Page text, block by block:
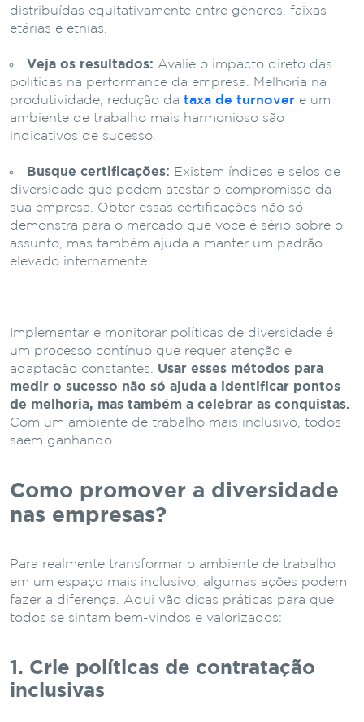
distribuídas equitativamente entre gêneros, faixas
etárias e etnias.
Veja os resultados: Avalie o impacto direto das
políticas na performance da empresa.
Melhoria na
produtividade, redução da taxa de turnover e um
ambiente de trabalho mais harmonioso são
indicativos de sucesso.
Busque certificações: Existem índices e selos de
diversidade que podem atestar o compromisso da
sua empresa. Obter essas certificações não só
demonstra para o mercado que você é sério sobre o
assunto, mas também ajuda a manter um padrão
elevado internamente.
Implementar e monitorar políticas de diversidade é
um processo contínuo que requer atenção e
adaptação constantes. Usar esses métodos para
medir o sucesso não só ajuda a identificar pontos
de melhoria, mas também a celebrar as conquistas.
Com um ambiente de trabalho mais inclusivo, todos
saem ganhando.
Como promover a diversidade
nas empresas?
Para realmente transformar o ambiente de trabalho
em um espaço mais inclusivo, algumas ações podem
fazer a diferença. Aqui vão dicas práticas para que
todos se sintam bem-vindos e valorizados:
1. Crie políticas de contratação
inclusivas